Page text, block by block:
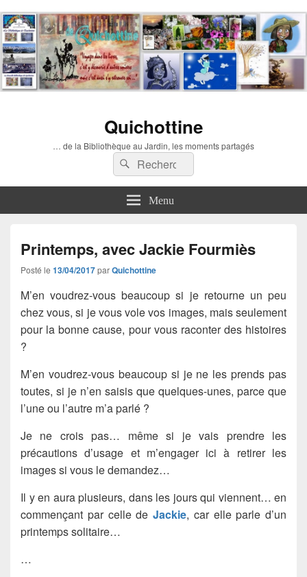
Quichottine
… de la Bibliothèque au Jardin, les moments partagés
Recherche :
Rechercher
Menu
Printemps, avec Jackie Fourmiès
Posté le 13/04/2017parQuichottine
M’en voudrez-vous beaucoup si je retourne un peu
chez vous, si je vous vole vos images, mais seulement
pour la bonne cause, pour vous raconter des histoires
?
M’en voudrez-vous beaucoup si je ne les prends pas
toutes, si je n’en saisis que quelques-unes, parce que
l’une ou l’autre m’a parlé ?
Je ne crois pas… même si je vais prendre les
précautions d’usage et m’engager ici à retirer les
images si vous le demandez…
Il y en aura plusieurs, dans les jours qui viennent… en
commençant par celle de Jackie, car elle parle d’un
printemps solitaire…
…